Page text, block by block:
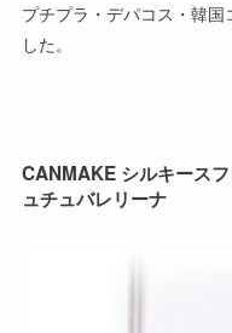
プチプラ・デパコス・韓
した。
CANMAKE シルキース
ュチュバレリーナ